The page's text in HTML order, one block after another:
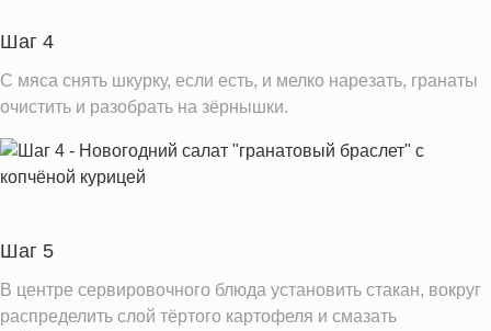
Шаг 4
С мяса снять шкурку, если есть, и мелко нарезать, гранаты
очистить и разобрать на зёрнышки.
Шаг 5
В центре сервировочного блюда установить стакан, вокруг
распределить слой тёртого картофеля и смазать